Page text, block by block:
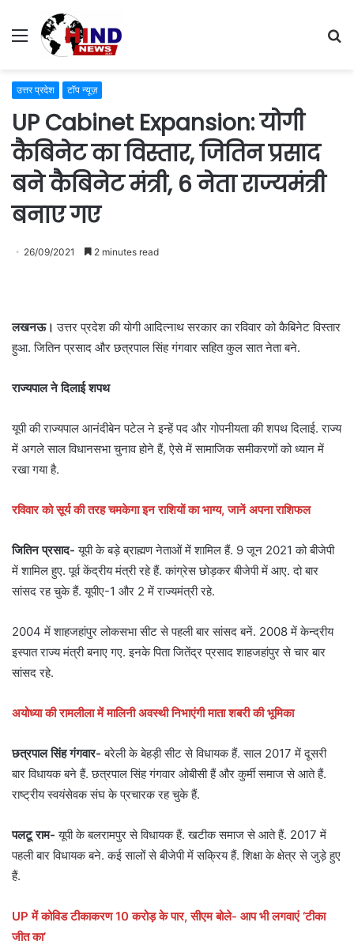
Menu
उत्तर प्रदेश टॉप न्यूज़
UP Cabinet Expansion: योगी
कैबिनेट का विस्तार, जितिन प्रसाद
बने कैबिनेट मंत्री, 6 नेता राज्यमंत्री
बनाए गए
26/09/2021 2 minutes read
लखनऊ। उत्तर प्रदेश की योगी आदित्नाथ सरकार का रविवार को कैबिनेट विस्तार
हुआ. जितिन प्रसाद और छत्रपाल सिंह गंगवार सहित कुल सात नेता बने.
राज्यपाल ने दिलाई शपथ
यूपी की राज्यपाल आनंदीबेन पटेल ने इन्हें पद और गोपनीयता की शपथ दिलाई. राज्य
में अगले साल विधानसभा चुनाव होने हैं, ऐसे में सामाजिक समीकरणों को ध्यान में
रखा गया है.
रविवार को सूर्य की तरह चमकेगा इन राशियों का भाग्य, जानें अपना राशिफल
जितिन प्रसाद-यूपी के बड़े ब्राह्मण नेताओं में शामिल हैं. 9 जून 2021 को बीजेपी
में शामिल हुए. पूर्व केंद्रीय मंत्री रहे हैं. कांग्रेस छोड़कर बीजेपी में आए. दो बार
सांसद रह चुके हैं. यूपीए-1 और 2 में राज्यमंत्री रहे.
2004 में शाहजहांपुर लोकसभा सीट से पहली बार सांसद बनें. 2008 में केन्द्रीय
इस्पात राज्य मंत्री बनाए गए. इनके पिता जितेंद्र प्रसाद शाहजहांपुर से चार बार
सांसद रहे.
अयोध्या की रामलीला में मालिनी अवस्थी निभाएंगी माता शबरी की भूमिका
छत्रपाल सिंह गंगवार-बरेली के बेहड़ी सीट से विधायक हैं. साल 2017 में दूसरी
बार विधायक बने हैं. छत्रपाल सिंह गंगवार ओबीसी हैं और कुर्मी समाज से आते हैं.
राष्ट्रीय स्वयंसेवक संघ के प्रचारक रह चुके हैं.
पलटू राम-यूपी के बलरामपुर से विधायक हैं. खटीक समाज से आते हैं. 2017 में
पहली बार विधायक बने. कई सालों से बीजेपी में सक्रिय हैं. शिक्षा के क्षेत्र से जुड़े हुए
हैं.
UP में कोविड टीकाकरण 10 करोड़ के पार, सीएम बोले- आप भी लगवाएं ‘टीका
जीत का’